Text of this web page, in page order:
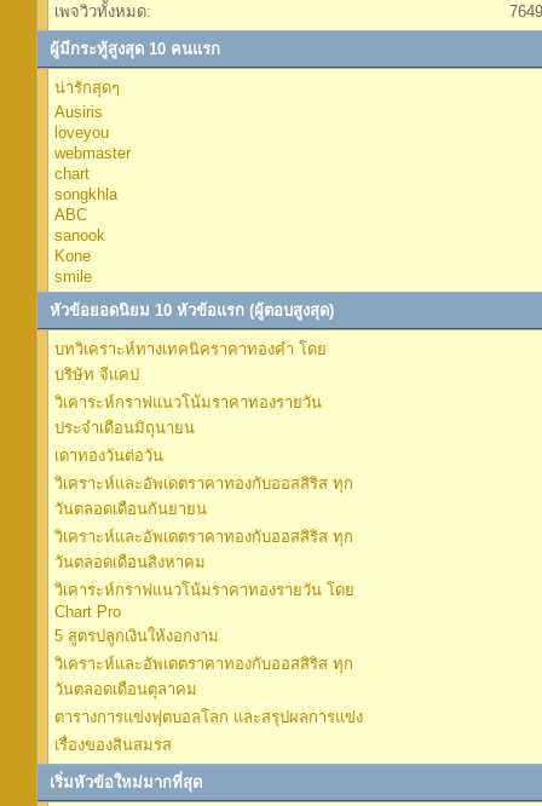
เพจวิวทั้งหมด:
ผู้มีกระทู้สูงสุด 10 คนแรก
น่ารักสุดๆ
Ausiris
loveyou
webmaster
chart
songkhla
ABC
sanook
Kone
smile
หัวข้อยอดนิยม 10 หัวข้อแรก (ผู้ตอบสูงสุด)
บทวิเคราะห์ทางเทคนิคราคาทองคำ โดย
บริษัท จีแคป
วิเคาระห์กราฟแนวโน้มราคาทองรายวัน
ประจำเดือนมิถุนายน
เดาทองวันต่อวัน
วิเคราะห์และอัพเดตราคาทองกับออสสิริส ทุก
วันตลอดเดือนกันยายน
วิเคราะห์และอัพเดตราคาทองกับออสสิริส ทุก
วันตลอดเดือนสิงหาคม
วิเคาระห์กราฟแนวโน้มราคาทองรายวัน โดย
Chart Pro
5 สูตรปลูกเงินให้งอกงาม
วิเคราะห์และอัพเดตราคาทองกับออสสิริส ทุก
วันตลอดเดือนตุลาคม
ตารางการแข่งฟุตบอลโลก และสรุปผลการแข่ง
เรื่องของสินสมรส
เริ่มหัวข้อใหม่มากที่สุด